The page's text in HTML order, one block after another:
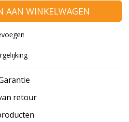
AAN WINKELWAGEN
retour